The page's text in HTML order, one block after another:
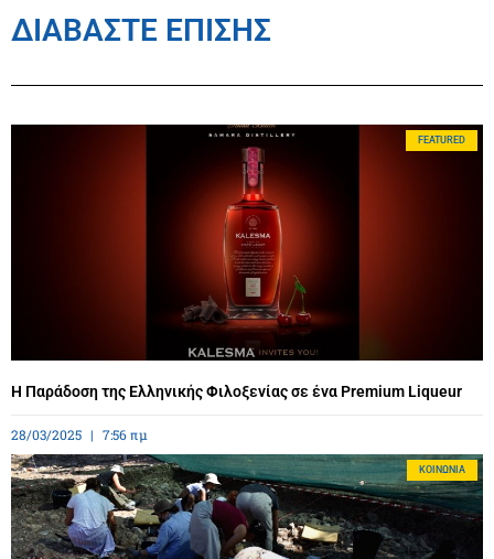
ΔΙΑΒΑΣΤΕ ΕΠΙΣΗΣ
FEATURED
Η Παράδοση της Ελληνικής Φιλοξενίας σε ένα Premium Liqueur
28/03/2025 7:56 πμ
ΚΟΙΝΩΝΊΑ